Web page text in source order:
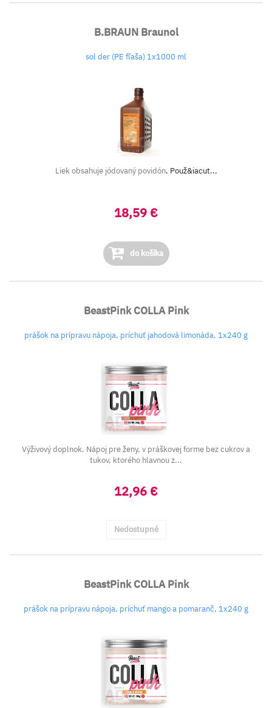
B.BRAUN Braunol
sol der (PE fľaša) 1x1000 ml
Liek obsahuje jódovaný povidón. Použ&iacut...
18,59 €
do košíka
BeastPink COLLA Pink
prášok na prípravu nápoja, príchuť jahodová limonáda, 1x240 g
Výživový doplnok. Nápoj pre ženy, v práškovej forme bez cukrov a
tukov, ktorého hlavnou z...
12,96 €
Nedostupné
BeastPink COLLA Pink
prášok na prípravu nápoja, príchuť mango a pomaranč, 1x240 g